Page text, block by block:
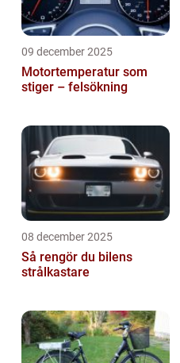
09 december 2025
Motortemperatur som
stiger – felsökning
08 december 2025
Så rengör du bilens
strålkastare